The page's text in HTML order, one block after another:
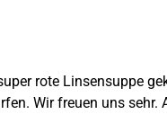
rote Linsensuppe
Wir freuen uns